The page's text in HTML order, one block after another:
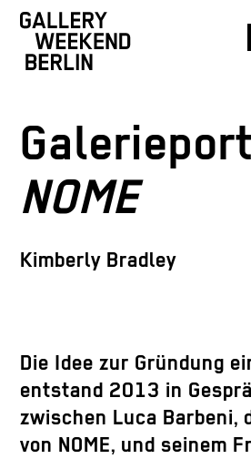
NOME
Kimberly Bradley
Die Idee zur Gründung
entstand 2013 in
zwischen Luca Barbeni,
von NOME, und seinem